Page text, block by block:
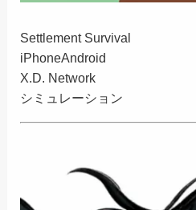
Settlement Survival
iPhoneAndroid
X.D. Network
シミュレーション